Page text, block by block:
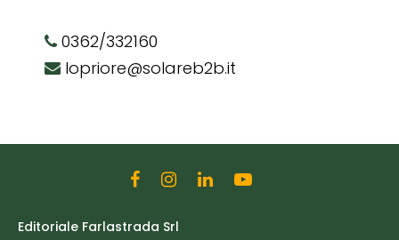
0362/332160
lopriore@solareb2b.it
Editoriale Farlastrada Srl